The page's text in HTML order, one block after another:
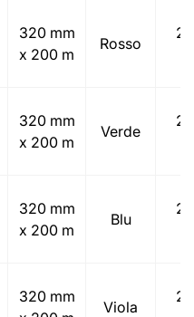
320 mm
x 200 m
Rosso
320 mm
x 200 m
Verde
320 mm
x 200 m
Blu
320 mm
Viola